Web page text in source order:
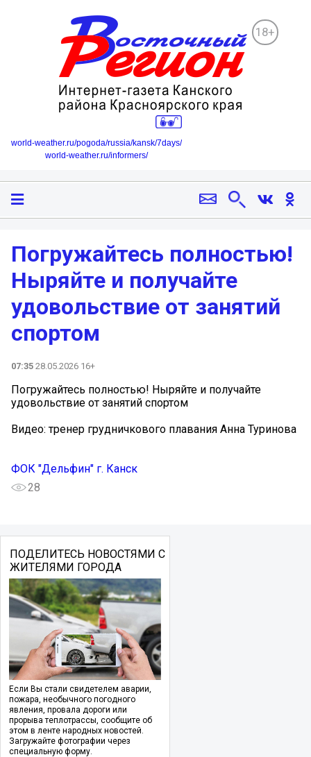
18+
world-weather.ru/pogoda/russia/kansk/7days/
world-weather.ru/informers/
Погружайтесь полностью!
Ныряйте и получайте
удовольствие от занятий
спортом
07:35 28.05.2026 16+
Погружайтесь полностью! Ныряйте и получайте
удовольствие от занятий спортом
Видео: тренер грудничкового плавания Анна Туринова
ФОК "Дельфин" г. Канск
28
ПОДЕЛИТЕСЬ НОВОСТЯМИ С
ЖИТЕЛЯМИ ГОРОДА
Если Вы стали свидетелем аварии,
пожара, необычного погодного
явления, провала дороги или
прорыва теплотрассы, сообщите об
этом в ленте народных новостей.
Загружайте фотографии через
специальную форму.